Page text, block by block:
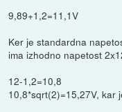
9,89+1,2=11,1V
Ker je standardna
ima izhodno napetost
12-1,2=10,8
10,8*sqrt(2)=15,27V, kar